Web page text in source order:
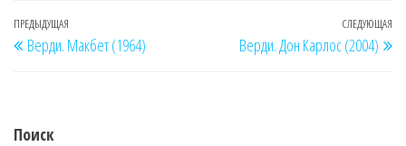
Навигация
по
Предыдущая
запись
ПРЕДЫДУЩАЯ
Верди. Макбет (1964)
СЛЕДУЮЩАЯ
Верди. Дон Карлос (2004)
Поиск